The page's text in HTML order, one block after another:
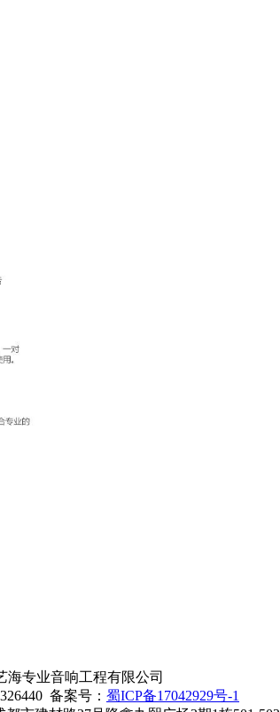
海专业音响工程有限公司
备案号： 蜀ICP备17042929号-1